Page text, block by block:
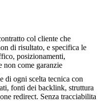
col cliente che
di risultato, e specifica le
posizionamenti,
non come garanzie
di ogni scelta tecnica con
fonti dei backlink, struttura
redirect. Senza tracciabilita